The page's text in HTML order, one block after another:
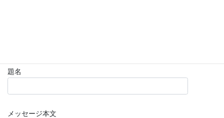
題名
メッセージ本文